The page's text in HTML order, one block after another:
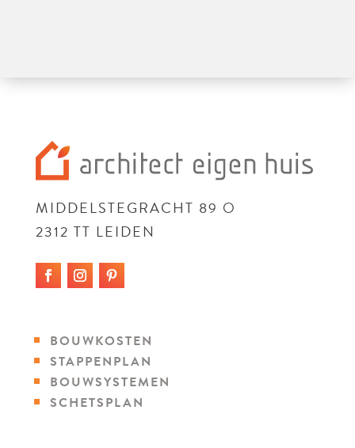
MIDDELSTEGRACHT 89 O
2312 TT LEIDEN
BOUWKOSTEN
STAPPENPLAN
BOUWSYSTEMEN
SCHETSPLAN